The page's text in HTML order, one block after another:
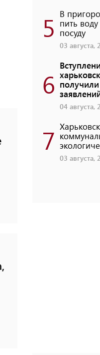
5 В
пить
посуду
03 августа,
6
04 августа,
7
03 августа,